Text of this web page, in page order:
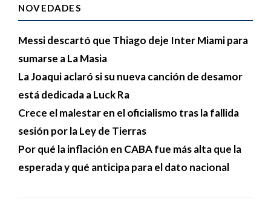
NOVEDADES
Messi descartó que Thiago deje Inter Miami para
sumarse a La Masia
La Joaqui aclaró si su nueva canción de desamor
está dedicada a Luck Ra
Crece el malestar en el oficialismo tras la fallida
sesión por la Ley de Tierras
Por qué la inflación en CABA fue más alta que la
esperada y qué anticipa para el dato nacional